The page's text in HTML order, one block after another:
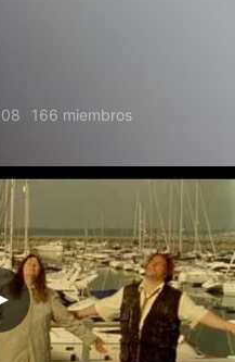
166 miembros